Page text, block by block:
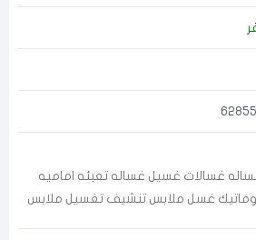
غسالات غسيل غساله تعبئه اماميه
غسل ملابس تنشيف تغسيل ملابس